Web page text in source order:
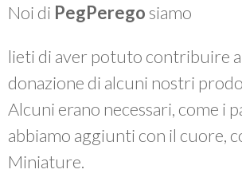
Noi di PegPerego siamo
lieti di aver potuto contribuire
donazione di alcuni nostri
Alcuni erano necessari, come i
abbiamo aggiunti con il cuore,
Miniature.